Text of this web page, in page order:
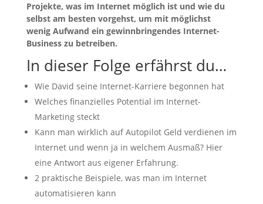
Projekte, was im Internet möglich ist und wie du
selbst am besten vorgehst, um mit möglichst
wenig Aufwand ein gewinnbringendes Internet-
Business zu betreiben.
In dieser Folge erfährst du…
Wie David seine Internet-Karriere begonnen hat
Welches finanzielles Potential im Internet-
Marketing steckt
Kann man wirklich auf Autopilot Geld verdienen im
Internet und wenn ja in welchem Ausmaß? Hier
eine Antwort aus eigener Erfahrung.
2 praktische Beispiele, was man im Internet
automatisieren kann